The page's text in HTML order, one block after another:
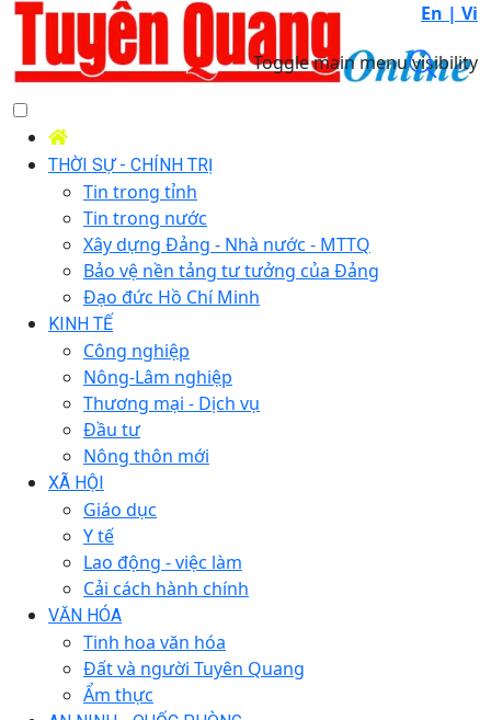
En | Vi
Toggle main menu visibility
THỜI SỰ - CHÍNH TRỊ
Tin trong tỉnh
Tin trong nước
Xây dựng Đảng - Nhà nước - MTTQ
Bảo vệ nền tảng tư tưởng của Đảng
Đạo đức Hồ Chí Minh
KINH TẾ
Công nghiệp
Nông-Lâm nghiệp
Thương mại - Dịch vụ
Đầu tư
Nông thôn mới
XÃ HỘI
Giáo dục
Y tế
Lao động - việc làm
Cải cách hành chính
VĂN HÓA
Tinh hoa văn hóa
Đất và người Tuyên Quang
Ẩm thực